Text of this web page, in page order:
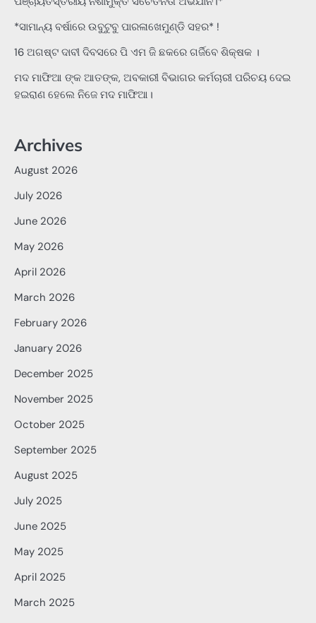
*ସାମାନ୍ୟ ବର୍ଷାରେ ଉବୁଟୁବୁ ପାରଳାଖେମୁଣ୍ଡି ସହର* !
16 ଅଗଷ୍ଟ ଦାବୀ ଦିବସରେ ପି ଏମ ଜି ଛକରେ ଗର୍ଜିବେ ଶିକ୍ଷକ ।
ମଦ ମାଫିଆ ଙ୍କ ଆତଙ୍କ, ଅବକାରୀ ବିଭାଗର କର୍ମଚାରୀ ପରିଚୟ ଦେଇ
ହଇରାଣ ହେଲେ ନିଜେ ମଦ ମାଫିଆ।
Archives
August 2026
July 2026
June 2026
May 2026
April 2026
March 2026
February 2026
January 2026
December 2025
November 2025
October 2025
September 2025
August 2025
July 2025
June 2025
May 2025
April 2025
March 2025